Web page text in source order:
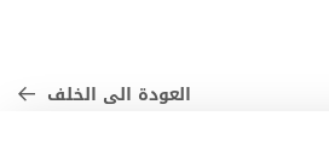
العودة الى الخلف